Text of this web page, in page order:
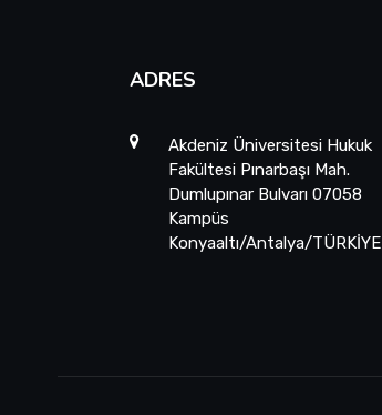
ADRES
Akdeniz Üniversitesi Hukuk
Fakültesi Pınarbaşı Mah.
Dumlupınar Bulvarı 07058
Kampüs
Konyaaltı/Antalya/TÜRKİYE